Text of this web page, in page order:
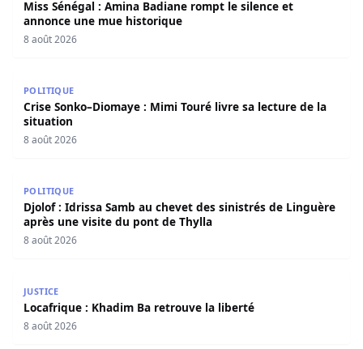
Miss Sénégal : Amina Badiane rompt le silence et
annonce une mue historique
8 août 2026
POLITIQUE
Crise Sonko–Diomaye : Mimi Touré livre sa lecture de la
situation
8 août 2026
POLITIQUE
Djolof : Idrissa Samb au chevet des sinistrés de Linguère
après une visite du pont de Thylla
8 août 2026
JUSTICE
Locafrique : Khadim Ba retrouve la liberté
8 août 2026